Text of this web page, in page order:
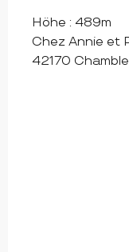
Höhe : 489m
Chez Annie et
42170